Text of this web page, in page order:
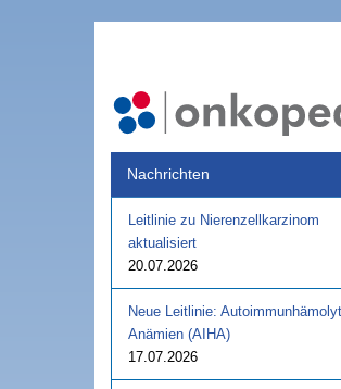
Nachrichten
Leitlinie zu Nierenzellkarzinom
aktualisiert
20.07.2026
Neue Leitlinie:
Anämien (AIHA)
17.07.2026